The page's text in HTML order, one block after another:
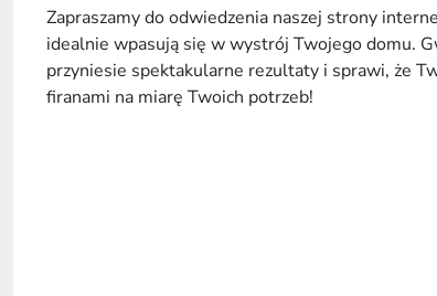
Zapraszamy do odwiedzenia naszej strony
idealnie wpasują się w wystrój Twojego domu.
przyniesie spektakularne rezultaty i sprawi, że
firanami na miarę Twoich potrzeb!